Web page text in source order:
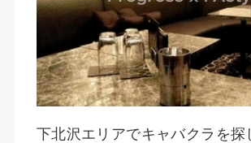
下北沢エリアでキャバクラを探